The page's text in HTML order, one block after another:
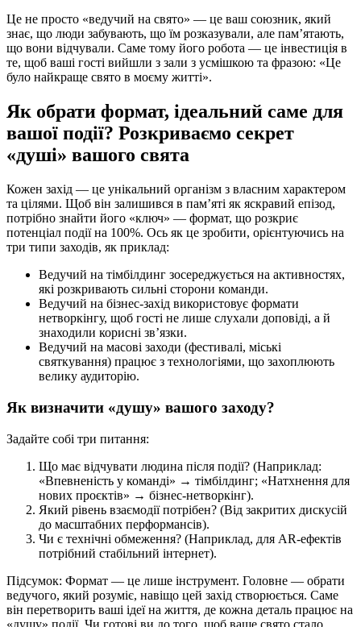
Це не просто «ведучий на свято» — це ваш союзник, який
знає, що люди забувають, що їм розказували, але пам’ятають,
що вони відчували. Саме тому його робота — це інвестиція в
те, щоб ваші гості вийшли з зали з усмішкою та фразою: «Це
було найкраще свято в моєму житті».
Як обрати формат, ідеальний саме для
вашої події? Розкриваємо секрет
«душі» вашого свята
Кожен захід — це унікальний організм з власним характером
та цілями. Щоб він залишився в пам’яті як яскравий епізод,
потрібно знайти його «ключ» — формат, що розкриє
потенціал події на 100%. Ось як це зробити, орієнтуючись на
три типи заходів, як приклад:
Ведучий на тімбілдинг зосереджується на активностях,
які розкривають сильні сторони команди.
Ведучий на бізнес-захід використовує формати
нетворкінгу, щоб гості не лише слухали доповіді, а й
знаходили корисні зв’язки.
Ведучий на масові заходи (фестивалі, міські
святкування) працює з технологіями, що захоплюють
велику аудиторію.
Як визначити «душу» вашого заходу?
Задайте собі три питання:
Що має відчувати людина після події? (Наприклад:
«Впевненість у команді» → тімбілдинг; «Натхнення для
нових проєктів» → бізнес-нетворкінг).
Який рівень взаємодії потрібен? (Від закритих дискусій
до масштабних перформансів).
Чи є технічні обмеження? (Наприклад, для AR-ефектів
потрібний стабільний інтернет).
Підсумок: Формат — це лише інструмент. Головне — обрати
ведучого, який розуміє, навіщо цей захід створюється. Саме
він перетворить ваші ідеї на життя, де кожна деталь працює на
«душу» події. Чи готові ви до того, щоб ваше свято стало